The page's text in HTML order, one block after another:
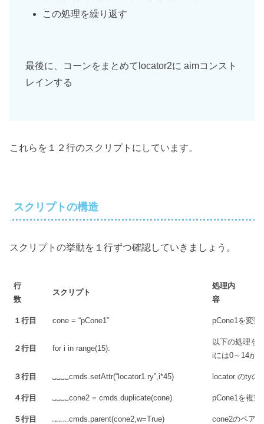
この処理を繰り返す
最後に、コーンをまとめてlocator2に aimコンスト
レインする
これらを１２行のスクリプトにしています。
スクリプトの構造
スクリプトの挙動を１行ずつ確認していきましょう。
行
数
スクリプト
処理内
容
１行目 cone = “pCone1” pCone1を変数
２行目 for i in range(15):
以下の処理を
iには0～14が
３行目 ␣␣␣␣cmds.setAttr(“locator1.ry”,i*45) locator のtyの
４行目 ␣␣␣␣cone2 = cmds.duplicate(cone) pCone1を複
５行目 ␣␣␣␣cmds.parent(cone2,w=True) cone2のペア